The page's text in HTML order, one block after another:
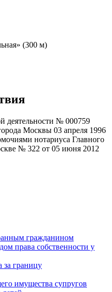
(300 м)
деятельности № 000759
Москвы 03 апреля 1996
нотариуса Главного
№ 322 от 05 июня 2012
гражданином
права собственности у
за границу
имущества супругов